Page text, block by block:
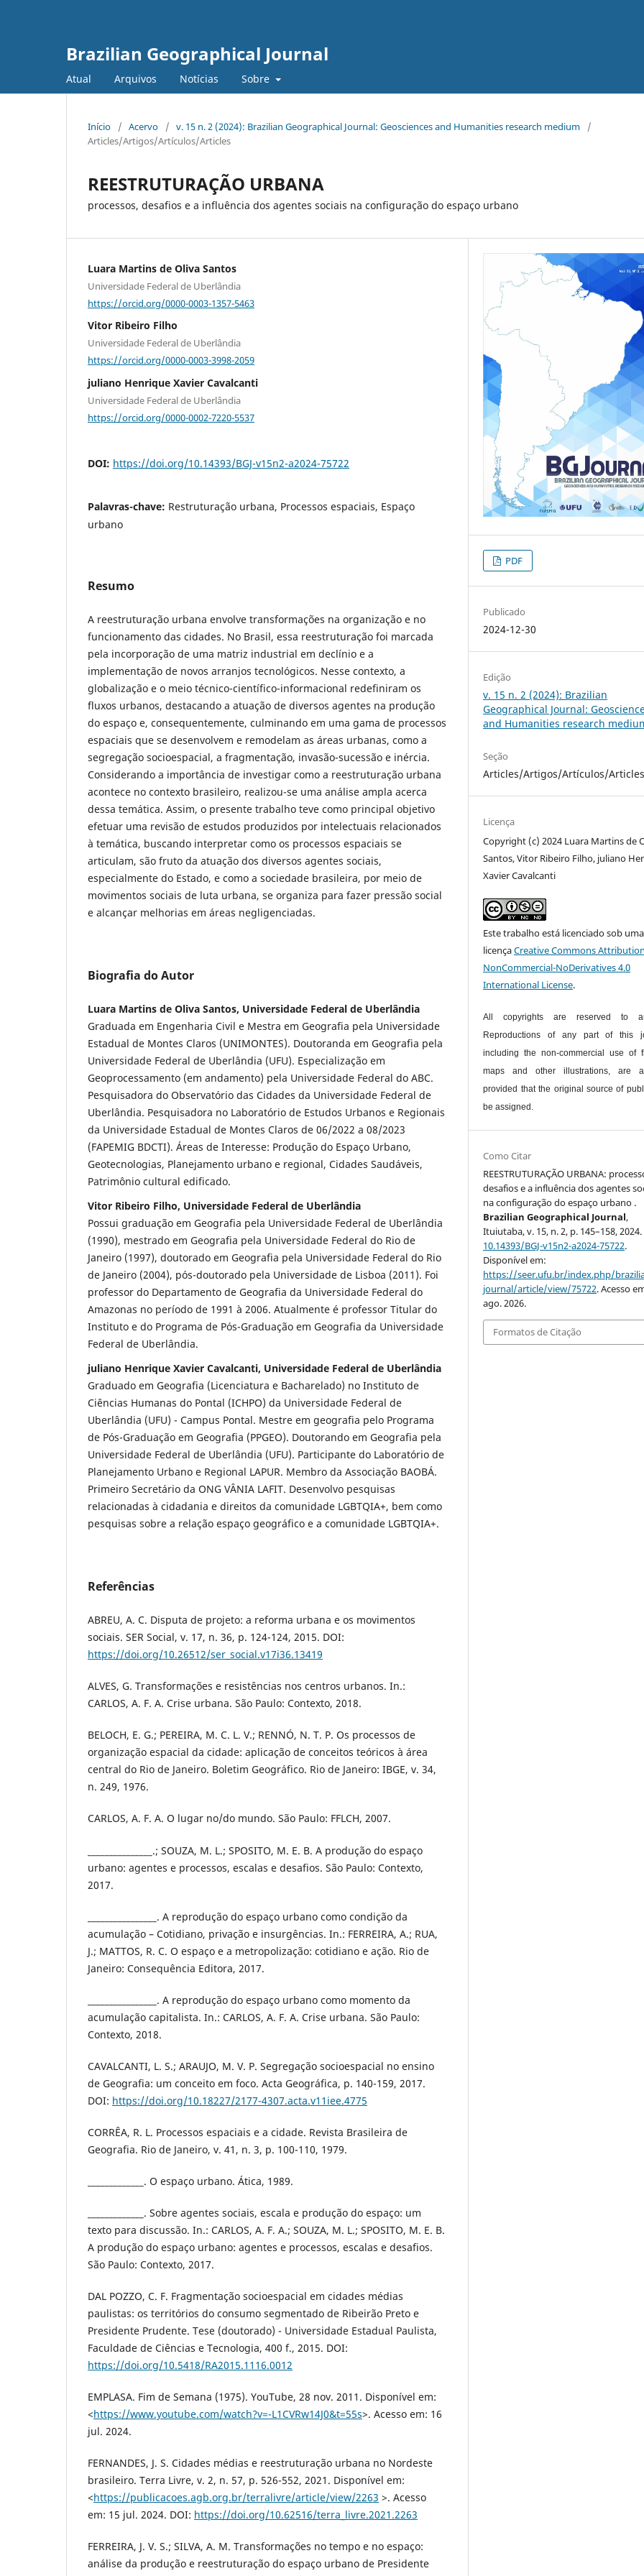
Brazilian Geographical Journal
Atual Arquivos Notícias Sobre
Início / Acervo / v. 15 n. 2 (2024): Brazilian Geographical Journal: Geosciences and Humanities research medium
/
Articles/Artigos/Artículos/Articles
REESTRUTURAÇÃO URBANA
processos, desafios e a influência dos agentes sociais na configuração do espaço urbano
Luara Martins de Oliva Santos
Universidade Federal de Uberlândia
https://orcid.org/0000-0003-1357-5463
Vitor Ribeiro Filho
Universidade Federal de Uberlândia
https://orcid.org/0000-0003-3998-2059
juliano Henrique Xavier Cavalcanti
Universidade Federal de Uberlândia
https://orcid.org/0000-0002-7220-5537
DOI: https://doi.org/10.14393/BGJ-v15n2-a2024-75722
Palavras-chave: Restruturação urbana, Processos espaciais, Espaço
urbano
Resumo
A reestruturação urbana envolve transformações na organização e no
funcionamento das cidades. No Brasil, essa reestruturação foi marcada
pela incorporação de uma matriz industrial em declínio e a
implementação de novos arranjos tecnológicos. Nesse contexto, a
globalização e o meio técnico-científico-informacional redefiniram os
fluxos urbanos, destacando a atuação de diversos agentes na produção
do espaço e, consequentemente, culminando em uma gama de processos
espaciais que se desenvolvem e remodelam as áreas urbanas, como a
segregação socioespacial, a fragmentação, invasão-sucessão e inércia.
Considerando a importância de investigar como a reestruturação urbana
acontece no contexto brasileiro, realizou-se uma análise ampla acerca
dessa temática. Assim, o presente trabalho teve como principal objetivo
efetuar uma revisão de estudos produzidos por intelectuais relacionados
à temática, buscando interpretar como os processos espaciais se
articulam, são fruto da atuação dos diversos agentes sociais,
especialmente do Estado, e como a sociedade brasileira, por meio de
movimentos sociais de luta urbana, se organiza para fazer pressão social
e alcançar melhorias em áreas negligenciadas.
Biografia do Autor
Luara Martins de Oliva Santos, Universidade Federal de Uberlândia
Graduada em Engenharia Civil e Mestra em Geografia pela Universidade
Estadual de Montes Claros (UNIMONTES). Doutoranda em Geografia pela
Universidade Federal de Uberlândia (UFU). Especialização em
Geoprocessamento (em andamento) pela Universidade Federal do ABC.
Pesquisadora do Observatório das Cidades da Universidade Federal de
Uberlândia. Pesquisadora no Laboratório de Estudos Urbanos e Regionais
da Universidade Estadual de Montes Claros de 06/2022 a 08/2023
(FAPEMIG BDCTI). Áreas de Interesse: Produção do Espaço Urbano,
Geotecnologias, Planejamento urbano e regional, Cidades Saudáveis,
Patrimônio cultural edificado.
Vitor Ribeiro Filho, Universidade Federal de Uberlândia
Possui graduação em Geografia pela Universidade Federal de Uberlândia
(1990), mestrado em Geografia pela Universidade Federal do Rio de
Janeiro (1997), doutorado em Geografia pela Universidade Federal do Rio
de Janeiro (2004), pós-doutorado pela Universidade de Lisboa (2011). Foi
professor do Departamento de Geografia da Universidade Federal do
Amazonas no período de 1991 à 2006. Atualmente é professor Titular do
Instituto e do Programa de Pós-Graduação em Geografia da Universidade
Federal de Uberlândia.
juliano Henrique Xavier Cavalcanti, Universidade Federal de Uberlândia
Graduado em Geografia (Licenciatura e Bacharelado) no Instituto de
Ciências Humanas do Pontal (ICHPO) da Universidade Federal de
Uberlândia (UFU) - Campus Pontal. Mestre em geografia pelo Programa
de Pós-Graduação em Geografia (PPGEO). Doutorando em Geografia pela
Universidade Federal de Uberlândia (UFU). Participante do Laboratório de
Planejamento Urbano e Regional LAPUR. Membro da Associação BAOBÁ.
Primeiro Secretário da ONG VÂNIA LAFIT. Desenvolvo pesquisas
relacionadas à cidadania e direitos da comunidade LGBTQIA+, bem como
pesquisas sobre a relação espaço geográfico e a comunidade LGBTQIA+.
Referências
ABREU, A. C. Disputa de projeto: a reforma urbana e os movimentos
sociais. SER Social, v. 17, n. 36, p. 124-124, 2015. DOI:
https://doi.org/10.26512/ser_social.v17i36.13419
ALVES, G. Transformações e resistências nos centros urbanos. In.:
CARLOS, A. F. A. Crise urbana. São Paulo: Contexto, 2018.
BELOCH, E. G.; PEREIRA, M. C. L. V.; RENNÓ, N. T. P. Os processos de
organização espacial da cidade: aplicação de conceitos teóricos à área
central do Rio de Janeiro. Boletim Geográfico. Rio de Janeiro: IBGE, v. 34,
n. 249, 1976.
CARLOS, A. F. A. O lugar no/do mundo. São Paulo: FFLCH, 2007.
_______________.; SOUZA, M. L.; SPOSITO, M. E. B. A produção do espaço
urbano: agentes e processos, escalas e desafios. São Paulo: Contexto,
2017.
________________. A reprodução do espaço urbano como condição da
acumulação – Cotidiano, privação e insurgências. In.: FERREIRA, A.; RUA,
J.; MATTOS, R. C. O espaço e a metropolização: cotidiano e ação. Rio de
Janeiro: Consequência Editora, 2017.
________________. A reprodução do espaço urbano como momento da
acumulação capitalista. In.: CARLOS, A. F. A. Crise urbana. São Paulo:
Contexto, 2018.
CAVALCANTI, L. S.; ARAUJO, M. V. P. Segregação socioespacial no ensino
de Geografia: um conceito em foco. Acta Geográfica, p. 140-159, 2017.
DOI: https://doi.org/10.18227/2177-4307.acta.v11iee.4775
CORRÊA, R. L. Processos espaciais e a cidade. Revista Brasileira de
Geografia. Rio de Janeiro, v. 41, n. 3, p. 100-110, 1979.
_____________. O espaço urbano. Ática, 1989.
_____________. Sobre agentes sociais, escala e produção do espaço: um
texto para discussão. In.: CARLOS, A. F. A.; SOUZA, M. L.; SPOSITO, M. E. B.
A produção do espaço urbano: agentes e processos, escalas e desafios.
São Paulo: Contexto, 2017.
DAL POZZO, C. F. Fragmentação socioespacial em cidades médias
paulistas: os territórios do consumo segmentado de Ribeirão Preto e
Presidente Prudente. Tese (doutorado) - Universidade Estadual Paulista,
Faculdade de Ciências e Tecnologia, 400 f., 2015. DOI:
https://doi.org/10.5418/RA2015.1116.0012
EMPLASA. Fim de Semana (1975). YouTube, 28 nov. 2011. Disponível em:
<https://www.youtube.com/watch?v=-L1CVRw14J0&t=55s>. Acesso em: 16
jul. 2024.
FERNANDES, J. S. Cidades médias e reestruturação urbana no Nordeste
brasileiro. Terra Livre, v. 2, n. 57, p. 526-552, 2021. Disponível em:
<https://publicacoes.agb.org.br/terralivre/article/view/2263 >. Acesso
em: 15 jul. 2024. DOI: https://doi.org/10.62516/terra_livre.2021.2263
FERREIRA, J. V. S.; SILVA, A. M. Transformações no tempo e no espaço:
análise da produção e reestruturação do espaço urbano de Presidente
PDF
Publicado
2024-12-30
Edição
v. 15 n. 2 (2024): Brazilian
Geographical Journal:
and Humanities research
Seção
Articles/Artigos/Artículos/
Licença
Copyright (c) 2024 Luara Martins de
Santos, Vitor Ribeiro Filho, juliano
Xavier Cavalcanti
Este trabalho está licenciado sob uma
licençaCreative Commons
NonCommercial-NoDerivatives 4.0
International License.
All copyrights are reserved to
Reproductions of any part of this
including the non-commercial use of
maps and other illustrations, are
provided that the original source of
be assigned.
Como Citar
REESTRUTURAÇÃO URBANA:
desafios e a influência dos agentes
na configuração do espaço urbano .
Brazilian Geographical Journal,
Ituiutaba, v. 15, n. 2, p. 145–158,
10.14393/BGJ-v15n2-a2024-75722.
Disponível em:
https://seer.ufu.br/index.php/
journal/article/view/75722. Acesso
ago. 2026.
Formatos de Citação